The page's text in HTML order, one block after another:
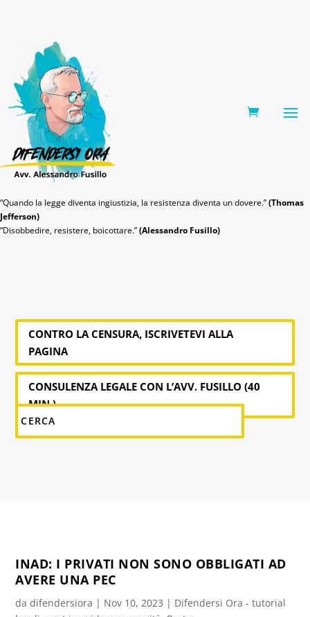
“Quando la legge diventa ingiustizia, la resistenza diventa un dovere.”(Thomas
Jefferson)
“Disobbedire, resistere, boicottare.”(Alessandro Fusillo)
CONTRO LA CENSURA, ISCRIVETEVI ALLA
PAGINA
CONSULENZA LEGALE CON L’AVV. FUSILLO (40
MIN.)
INAD: I PRIVATI NON SONO OBBLIGATI AD
AVERE UNA PEC
dadifendersiora | Nov 10, 2023 | Difendersi Ora - tutorial